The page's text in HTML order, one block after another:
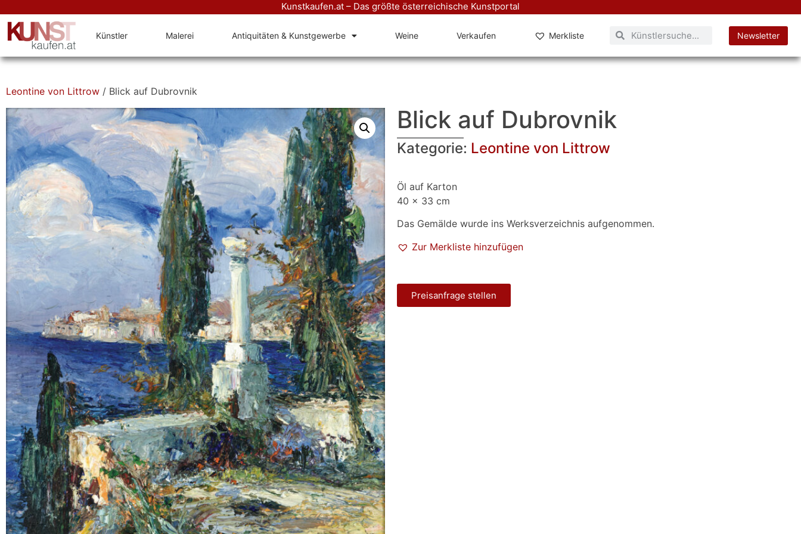
Kunstkaufen.at – Das größte österreichische Kunstportal
Künstler Malerei Antiquitäten & Kunstgewerbe Weine Verkaufen Merkliste Newsletter
Leontine von Littrow / Blick auf Dubrovnik
Blick auf Dubrovnik
Kategorie: Leontine von Littrow
Öl auf Karton
40 x 33 cm
Das Gemälde wurde ins Werksverzeichnis aufgenommen.
Zur Merkliste hinzufügen
Preisanfrage stellen